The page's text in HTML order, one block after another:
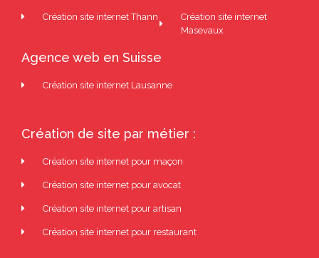
Création site internet Thann
Création site internet
Masevaux
Agence web en Suisse
Création site internet Lausanne
Création de site par métier :
Création site internet pour maçon
Création site internet pour avocat
Création site internet pour artisan
Création site internet pour restaurant